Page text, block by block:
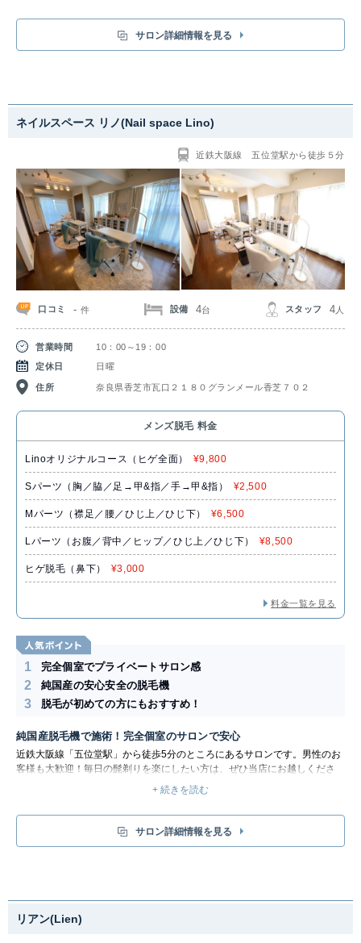
サロン詳細情報を見る
ネイルスペース リノ(Nail space Lino)
近鉄大阪線 五位堂駅から徒歩５分
口コミ -件 設備 4台 スタッフ 4 人
営業時間
10：00～19：00
定休日
日曜
住所 奈良県香芝市瓦口２１８０グランメール香芝７０２
メンズ脱毛 料金
Linoオリジナルコース（ヒゲ全面） ¥9,800
Sパーツ（胸／脇／足→甲&指／手→甲&指） ¥2,500
Mパーツ（襟足／腰／ひじ上／ひじ下） ¥6,500
Lパーツ（お腹／背中／ヒップ／ひじ上／ひじ下） ¥8,500
ヒゲ脱毛（鼻下） ¥3,000
料金一覧を見る
1 完全個室でプライベートサロン感
2 純国産の安心安全の脱毛機
3 脱毛が初めての方にもおすすめ！
純国産脱毛機で施術！完全個室のサロンで安心
近鉄大阪線「五位堂駅」から徒歩5分のところにあるサロンです。男性のお
客様も大歓迎！毎日の髭剃りを楽にしたい方は、ぜひ当店にお越しくださ
い。メンズ脱毛で第一印象も爽やかになりましょう。
脱毛には、純国産のマシンを導入しています。ムダ毛を適切に処理すること
で、毛穴が引き締まる効果も！肌のトーンが明るくなり、清潔感もアップし
+ 続きを読む
サロン詳細情報を見る
リアン(Lien)